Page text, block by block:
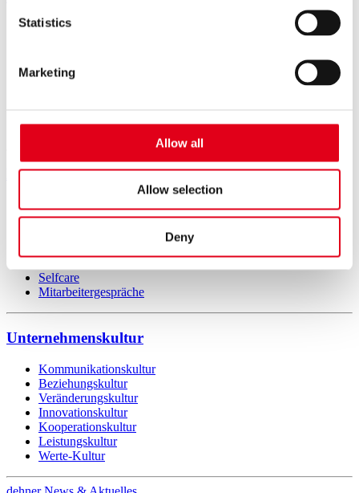
Statistics
Marketing
Allow all
Allow selection
Deny
Persönlichkeitsentwicklung für Führungskräfte
Stressmanagement
Mitarbeiterentwicklung
Kompetenzmanagement
Kommunikation (Feedback)
Selbstführung
Performance Management
Selfcare
Mitarbeitergespräche
Unternehmenskultur
Kommunikationskultur
Beziehungskultur
Veränderungskultur
Innovationskultur
Kooperationskultur
Leistungskultur
Werte-Kultur